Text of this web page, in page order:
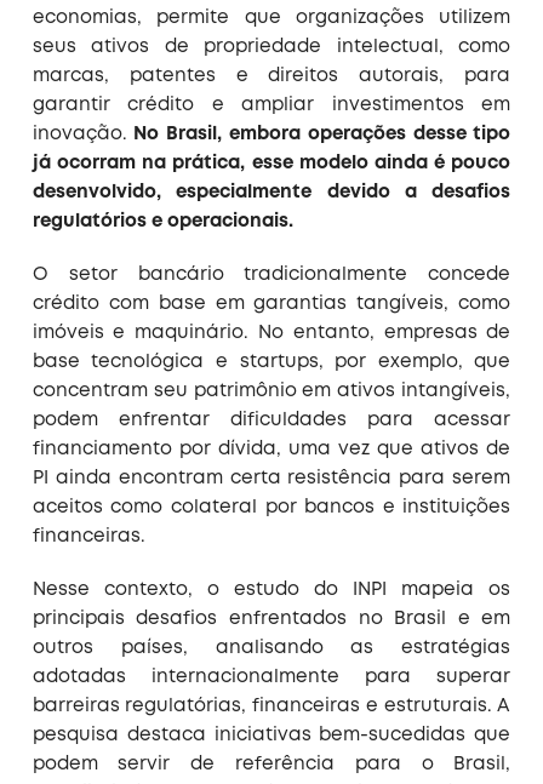
economias, permite que organizações utilizem
seus ativos de propriedade intelectual, como
marcas, patentes e direitos autorais, para
garantir crédito e ampliar investimentos em
inovação.
No Brasil, embora operações desse tipo
já ocorram na prática, esse modelo ainda é pouco
desenvolvido, especialmente devido a desafios
regulatórios e operacionais.
O setor bancário tradicionalmente concede
crédito com base em garantias tangíveis, como
imóveis e maquinário. No entanto, empresas de
base tecnológica e startups, por exemplo, que
concentram seu patrimônio em ativos intangíveis,
podem enfrentar dificuldades para acessar
financiamento por dívida, uma vez que ativos de
PI ainda encontram certa resistência para serem
aceitos como colateral por bancos e instituições
financeiras.
Nesse contexto, o estudo do INPI mapeia os
principais desafios enfrentados no Brasil e em
outros países, analisando as estratégias
adotadas internacionalmente para superar
barreiras regulatórias, financeiras e estruturais. A
pesquisa destaca iniciativas bem-sucedidas que
podem servir de referência para o Brasil,